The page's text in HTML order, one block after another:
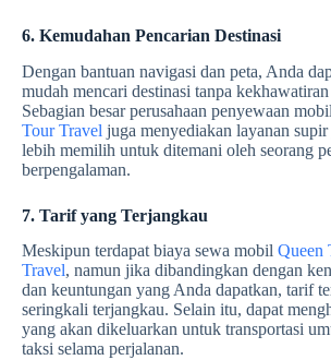
6. Kemudahan Pencarian Destinasi
Dengan bantuan navigasi dan peta, Anda
mudah mencari destinasi tanpa kekhawatiran
Sebagian besar perusahaan penyewaan mobil
Tour Travel juga menyediakan layanan
lebih memilih untuk ditemani oleh seorang
berpengalaman.
7. Tarif yang Terjangkau
Meskipun terdapat biaya sewa mobil Queen
Travel, namun jika dibandingkan dengan
dan keuntungan yang Anda dapatkan, tarif
seringkali terjangkau. Selain itu, dapat
yang akan dikeluarkan untuk transportasi
taksi selama perjalanan.